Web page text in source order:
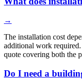
→
The installation cost
additional work
quote covering both the
Do I need a